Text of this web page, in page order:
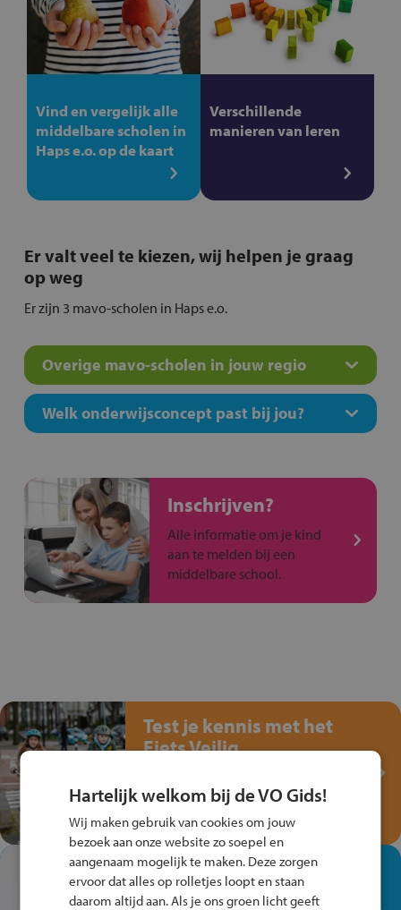
Vind en vergelijk alle
middelbare scholen in
Haps e.o. op de kaart
Verschillende
manieren van leren
Er valt veel te kiezen, wij helpen je graag
op weg
Er zijn 3 mavo-scholen in Haps e.o.
Overige mavo-scholen in jouw regio
Welk onderwijsconcept past bij jou?
Inschrijven?
Alle informatie om je kind
aan te melden bij een
middelbare school.
Test je kennis met het
Fiets Veilig
Speel het Fiets Veilig Verkeersspel
en win een Cortina-fiets!
In de winkel ben je op je
plek!
Hartelijk welkom bij de VO Gids!
Wij maken gebruik van cookies om jouw
bezoek aan onze website zo soepel en
aangenaam mogelijk te maken. Deze zorgen
ervoor dat alles op rolletjes loopt en staan
daarom altijd aan. Als je ons groen licht geeft